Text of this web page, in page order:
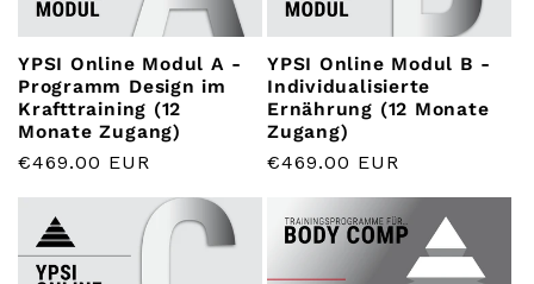
o
r
i
e
:
YPSI Online Modul A -
Programm Design im
Krafttraining (12
Monate Zugang)
Normaler
€469.00 EUR
YPSI Online Modul B -
Individualisierte
Ernährung (12 Monate
Zugang)
Normaler
€469.00 EUR